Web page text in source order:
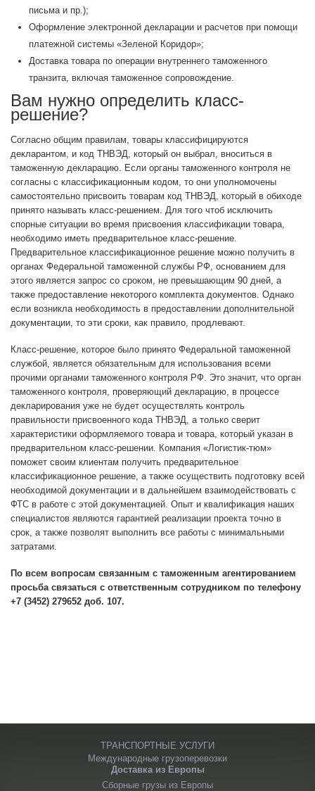
письма и пр.);
Оформление электронной декларации и расчетов при помощи
платежной системы «Зеленой Коридор»;
Доставка товара по операции внутреннего таможенного
транзита, включая таможенное сопровождение.
Вам нужно определить класс-
решение?
Согласно общим правилам, товары классифицируются
декларантом, и код ТНВЭД, который он выбрал, вноситься в
таможенную декларацию. Если органы таможенного контроля не
согласны с классификационным кодом, то они уполномочены
самостоятельно присвоить товарам код ТНВЭД, который в обиходе
принято называть класс-решением. Для того чтоб исключить
спорные ситуации во время присвоения классификации товара,
необходимо иметь предварительное класс-решение.
Предварительное классификационное решение можно получить в
органах Федеральной таможенной службы РФ, основанием для
этого является запрос со сроком, не превышающим 90 дней, а
также предоставление некоторого комплекта документов. Однако
если возникла необходимость в предоставлении дополнительной
документации, то эти сроки, как правило, продлевают.
Класс-решение, которое было принято Федеральной таможенной
службой, является обязательным для использования всеми
прочими органами таможенного контроля РФ. Это значит, что орган
таможенного контроля, проверяющий декларацию, в процессе
декларирования уже не будет осуществлять контроль
правильности присвоенного кода ТНВЭД, а только сверит
характеристики оформляемого товара и товара, который указан в
предварительном класс-решении. Компания «Логистик-тюм»
поможет своим клиентам получить предварительное
классификационное решение, а также осуществить подготовку всей
необходимой документации и в дальнейшем взаимодействовать с
ФТС в работе с этой документацией. Опыт и квалификация наших
специалистов являются гарантией реализации проекта точно в
срок, а также позволят выполнить все работы с минимальными
затратами.
По всем вопросам связанным с таможенным агентированием
просьба связаться с ответственным сотрудником по телефону
+7 (3452) 279652 доб. 107.
ТРАНСПОРТНЫЕ УСЛУГИ
Международные грузоперевозки
Доставка из Европы
Сборные грузы из Европы